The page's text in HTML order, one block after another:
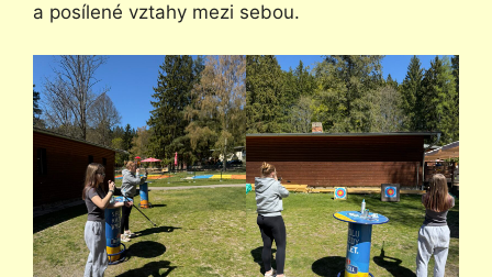
a posílené vztahy mezi sebou.